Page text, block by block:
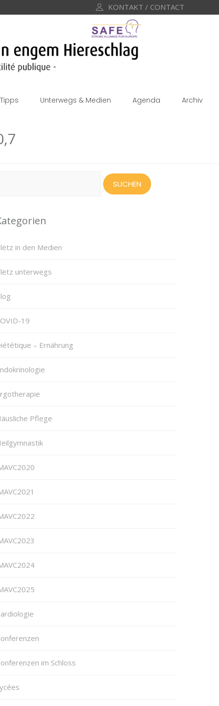
KONTAKT / CONTACT
Tipps Unterwegs & Medien Agenda Archiv
in den Medien
unterwegs
19
– Ernährung
Pflege
im Schloss